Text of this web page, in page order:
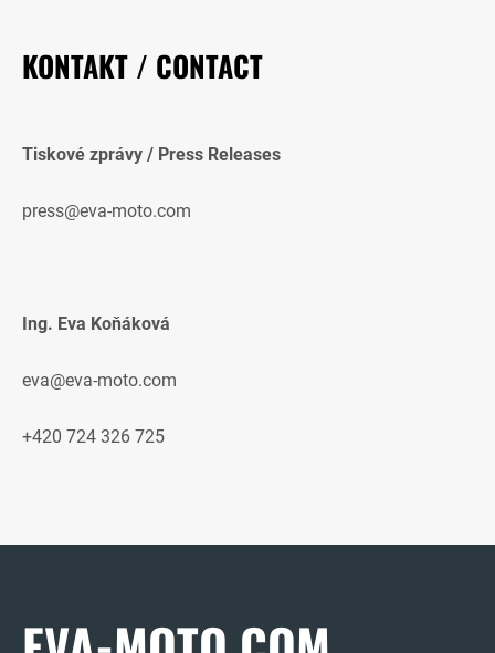
KONTAKT / CONTACT
Tiskové zprávy / Press Releases
press@eva-moto.com
Ing. Eva Koňáková
eva@eva-moto.com
+420 724 326 725